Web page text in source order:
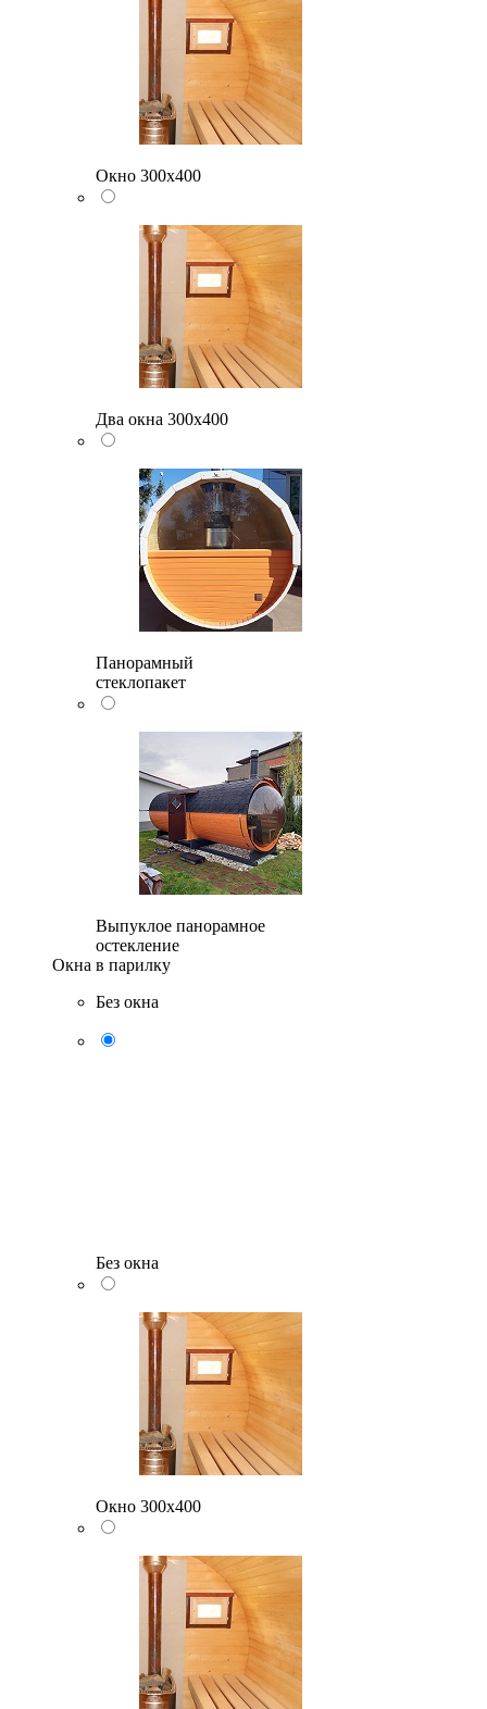
Окно 300х400
Два окна 300х400
Панорамный
стеклопакет
Выпуклое панорамное
остекление
Окна в парилку
Без окна
Без окна
Окно 300х400